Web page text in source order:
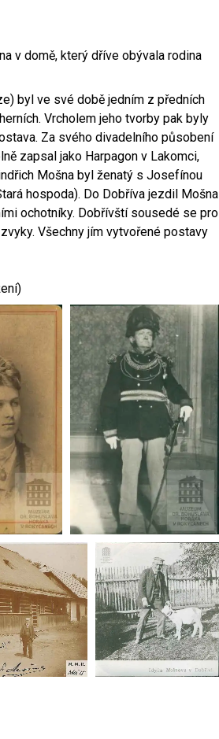
v domě, který dříve obývala rodina
byl ve své době jedním z předních
Vrcholem jeho tvorby pak byly
Za svého divadelního působení
zapsal jako Harpagon v Lakomci,
Mošna byl ženatý s Josefínou
hospoda). Do Dobříva jezdil Mošna
ochotníky. Dobřívští sousedé se pro
Všechny jím vytvořené postavy